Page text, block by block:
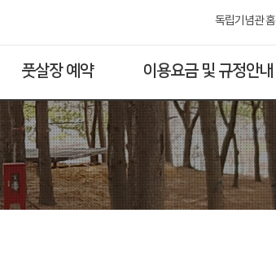
독립기념관 홈
풋살장 예약 이용요금 및 규정안내